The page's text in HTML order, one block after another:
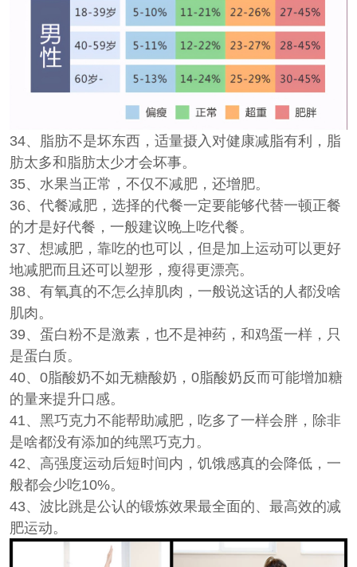
34、脂肪不是坏东西，适量摄入对健康减脂有利，脂
肪太多和脂肪太少才会坏事。
35、水果当正常，不仅不减肥，还增肥。
36、代餐减肥，选择的代餐一定要能够代替一顿正餐
的才是好代餐，一般建议晚上吃代餐。
37、想减肥，靠吃的也可以，但是加上运动可以更好
地减肥而且还可以塑形，瘦得更漂亮。
38、有氧真的不怎么掉肌肉，一般说这话的人都没啥
肌肉。
39、蛋白粉不是激素，也不是神药，和鸡蛋一样，只
是蛋白质。
40、0脂酸奶不如无糖酸奶，0脂酸奶反而可能增加糖
的量来提升口感。
41、黑巧克力不能帮助减肥，吃多了一样会胖，除非
是啥都没有添加的纯黑巧克力。
42、高强度运动后短时间内，饥饿感真的会降低，一
般都会少吃10%。
43、波比跳是公认的锻炼效果最全面的、最高效的减
肥运动。